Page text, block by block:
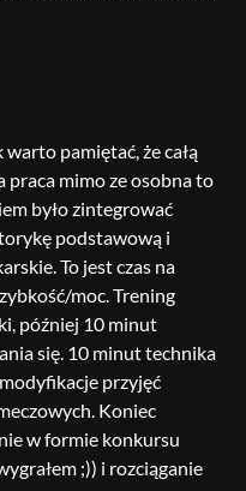
warto pamiętać, że całą
praca mimo ze osobna to
było zintegrować
podstawową i
To jest czas na
moc. Trening
później 10 minut
się. 10 minut technika
przyjęć
Koniec
w formie konkursu
;)) i rozciąganie